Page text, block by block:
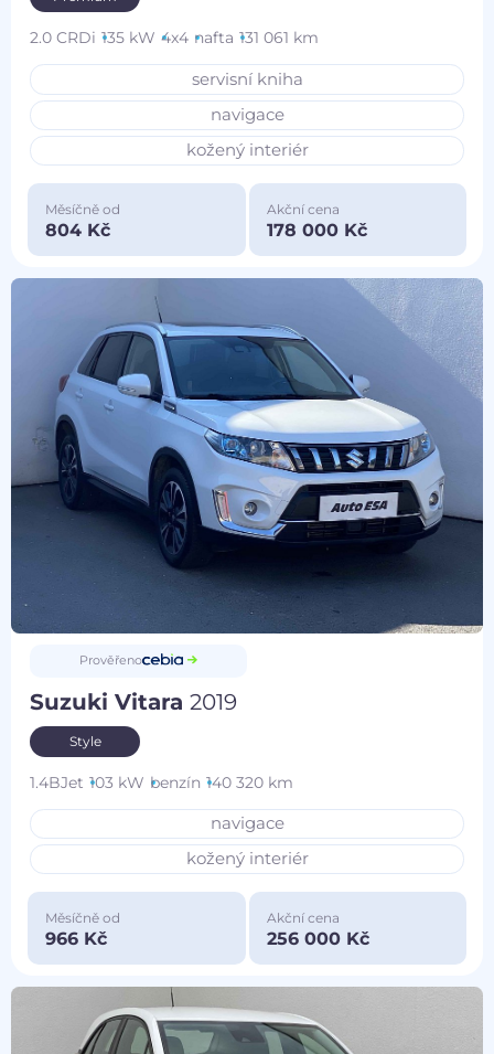
2.0 CRDi 135 kW 4x4 nafta 131 061 km
servisní kniha
navigace
kožený interiér
Měsíčně od
804 Kč
Akční cena
178 000 Kč
Prověřeno
Suzuki Vitara2019
Style
1.4BJet 103 kW benzín 140 320 km
navigace
kožený interiér
Měsíčně od
966 Kč
Akční cena
256 000 Kč